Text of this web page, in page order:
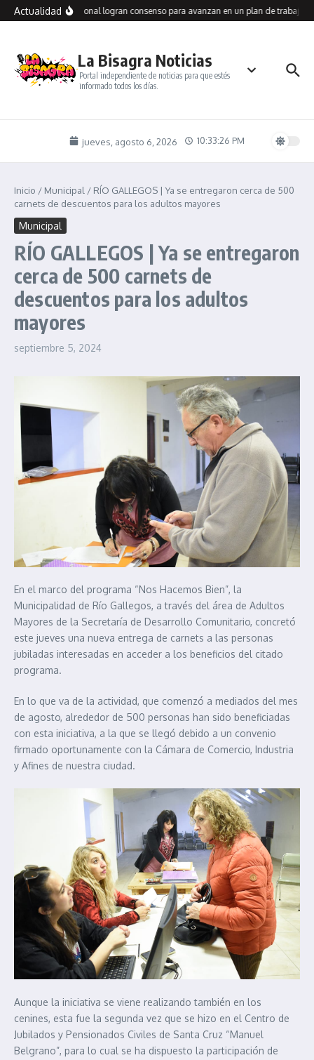
Saltar al contenido
Actualidad
y Vialidad Nacional logran consenso para avanzan en un plan de trabajo
La Bisagra Noticias
Portal independiente de noticias para que estés
informado todos los días.
jueves, agosto 6, 2026 10:33:26 PM
Inicio / Municipal / RÍO GALLEGOS | Ya se entregaron cerca de 500
carnets de descuentos para los adultos mayores
Municipal
RÍO GALLEGOS | Ya se entregaron
cerca de 500 carnets de
descuentos para los adultos
mayores
septiembre 5, 2024
En el marco del programa “Nos Hacemos Bien”, la
Municipalidad de Río Gallegos, a través del área de Adultos
Mayores de la Secretaría de Desarrollo Comunitario, concretó
este jueves una nueva entrega de carnets a las personas
jubiladas interesadas en acceder a los beneficios del citado
programa.
En lo que va de la actividad, que comenzó a mediados del mes
de agosto, alrededor de 500 personas han sido beneficiadas
con esta iniciativa, a la que se llegó debido a un convenio
firmado oportunamente con la Cámara de Comercio, Industria
y Afines de nuestra ciudad.
Aunque la iniciativa se viene realizando también en los
cenines, esta fue la segunda vez que se hizo en el Centro de
Jubilados y Pensionados Civiles de Santa Cruz “Manuel
Belgrano”, para lo cual se ha dispuesto la participación de